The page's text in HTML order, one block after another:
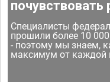
почувствовать
Специалисты
прошили более 10
- поэтому мы знаем,
максимум от